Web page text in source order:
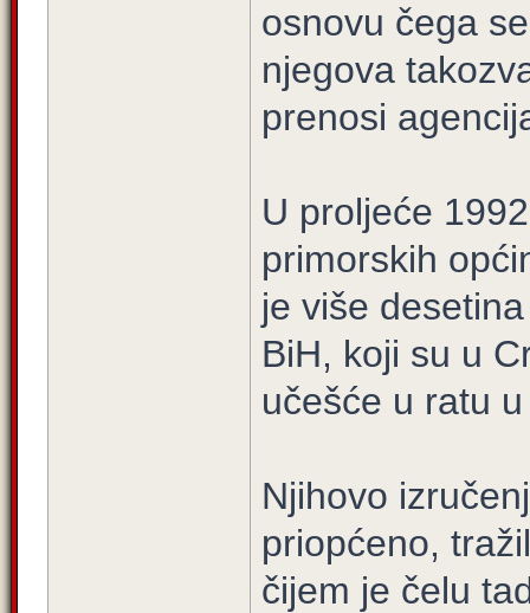
osnovu čega
njegova
prenosi
U proljeće
primorskih
je više
BiH, koji su u
učešće u ratu
Njihovo
priopćeno,
čijem je čelu